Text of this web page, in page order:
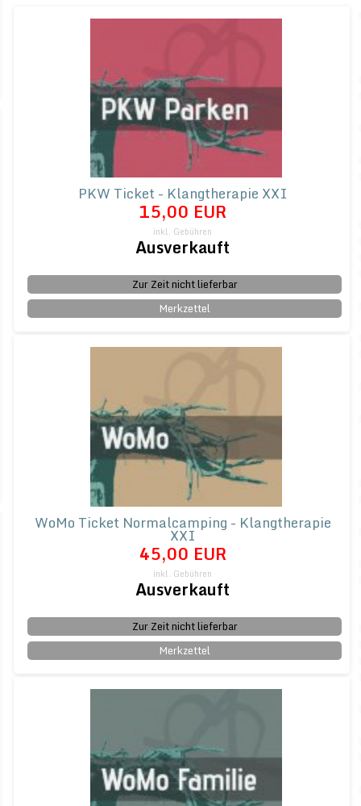
PKW Ticket - Klangtherapie XXI
15,00 EUR
inkl. Gebühren
Ausverkauft
Zur Zeit nicht lieferbar
Merkzettel
WoMo Ticket Normalcamping - Klangtherapie
XXI
45,00 EUR
inkl. Gebühren
Ausverkauft
Zur Zeit nicht lieferbar
Merkzettel